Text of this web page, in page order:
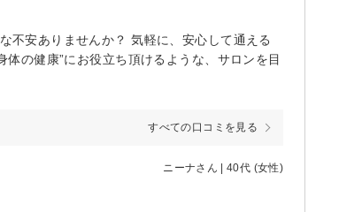
不安ありませんか？ 気軽に、安心して通える
の健康”にお役立ち頂けるような、サロンを目
すべての口コミを見る
ニーナさん | 40代 (女性)